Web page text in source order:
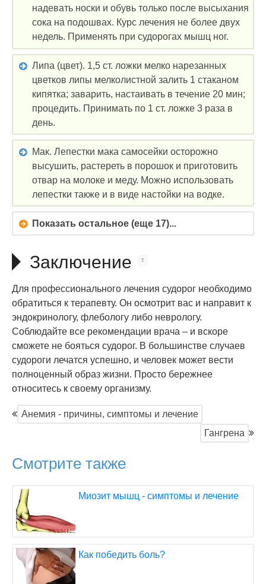
надевать носки и обувь только после высыхания
сока на подошвах. Курс лечения не более двух
недель. Применять при судорогах мышц ног.
Липа (цвет). 1,5 ст. ложки мелко нарезанных
цветков липы мелколистной залить 1 стаканом
кипятка; заварить, настаивать в течение 20 мин;
процедить. Принимать по 1 ст. ложке 3 раза в
день.
Мак. Лепестки мака самосейки осторожно
высушить, растереть в порошок и приготовить
отвар на молоке и меду. Можно использовать
лепестки также и в виде настойки на водке.
Показать остальное (еще 17)...
Заключение
Для профессионального лечения судорог необходимо
обратиться к терапевту. Он осмотрит вас и направит к
эндокринологу, флебологу либо неврологу.
Соблюдайте все рекомендации врача – и вскоре
сможете не бояться судорог. В большинстве случаев
судороги лечатся успешно, и человек может вести
полноценный образ жизни. Просто бережнее
относитесь к своему организму.
Анемия - причины, симптомы и лечение
Гангрена
Смотрите также
Миозит мышц - симптомы и лечение
Как победить боль?